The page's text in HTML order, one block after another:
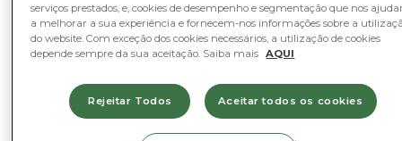
Categorias
Nutrição e Tratamentos
serviços prestados, e, cookies de desempenho e segmentação que nos
a melhorar a sua experiência e fornecem-nos informações sobre a
do website. Com exceção dos cookies necessários, a utilização de cookies
depende sempre da sua aceitação. Saiba mais
AQUI
Rejeitar Todos Aceitar todos os cookies